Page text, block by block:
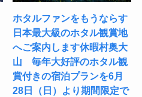
ホタルファンをもうならす
日本最大級のホタル観賞地
へご案内します休暇村奥大
山 毎年大好評のホタル観
賞付きの宿泊プランを6月
28日（日）より期間限定で